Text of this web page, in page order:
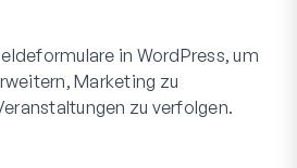
in WordPress, um
Marketing zu
zu verfolgen.